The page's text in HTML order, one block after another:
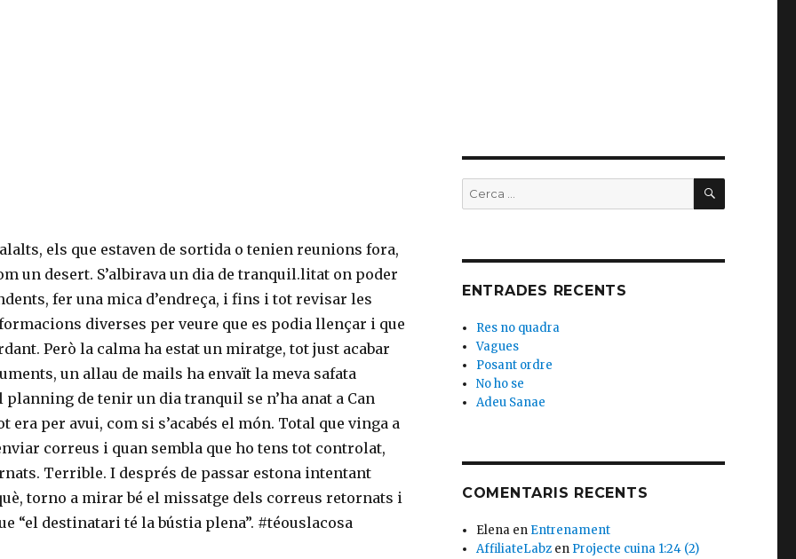
els que estaven de sortida o tenien reunions fora,
un desert. S’albirava un dia de tranquil.litat on poder
fer una mica d’endreça, i fins i tot revisar les
diverses per veure que es podia llençar i que
Però la calma ha estat un miratge, tot just acabar
un allau de mails ha envaït la meva safata
planning de tenir un dia tranquil se n’ha anat a Can
era per avui, com si s’acabés el món. Total que vinga a
correus i quan sembla que ho tens tot controlat,
Terrible. I després de passar estona intentant
torno a mirar bé el missatge dels correus retornats i
“el destinatari té la bústia plena”. #téouslacosa
Buscar
per:
CERCA
ENTRADES RECENTS
Res no quadra
Vagues
Posant ordre
No ho se
Adeu Sanae
COMENTARIS RECENTS
Elena en Entrenament
AffiliateLabz en Projecte cuina 1:24 (2)